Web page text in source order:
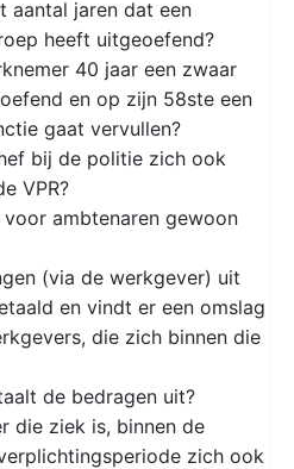
aantal jaren dat een
heeft uitgeoefend?
40 jaar een zwaar
en op zijn 58ste een
gaat vervullen?
bij de politie zich ook
VPR?
voor ambtenaren gewoon
(via de werkgever) uit
en vindt er een omslag
die zich binnen die
de bedragen uit?
die ziek is, binnen de
zich ook